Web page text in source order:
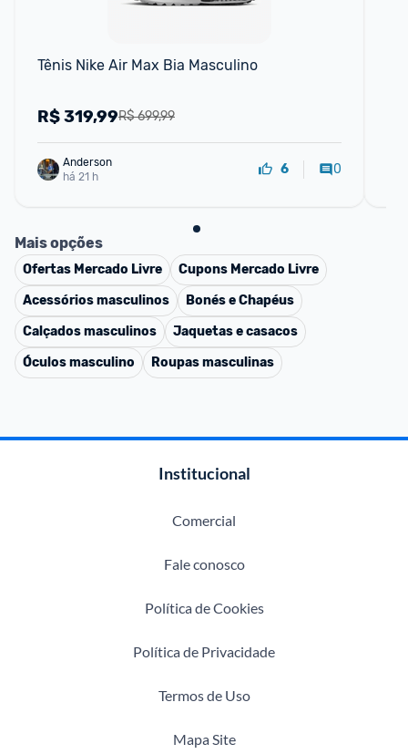
Tênis Nike Air Max Bia Masculino
R$ 699,99
R$319,99
Anderson
há 21 h
6 0
Mais opções
Ofertas Mercado Livre Cupons Mercado Livre
Acessórios masculinos
Bonés e Chapéus
Calçados masculinos
Jaquetas e casacos
Óculos masculino
Roupas masculinas
Institucional
Comercial
Fale conosco
Política de Cookies
Política de Privacidade
Termos de Uso
Mapa Site